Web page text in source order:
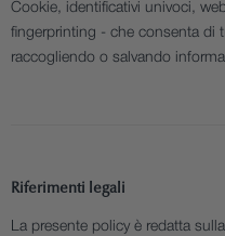
Cookie, identificativi univoci,
fingerprinting - che consenta di
raccogliendo o salvando
Riferimenti legali
La presente policy è redatta